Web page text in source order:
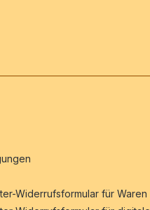
Widerrufsformular für Waren